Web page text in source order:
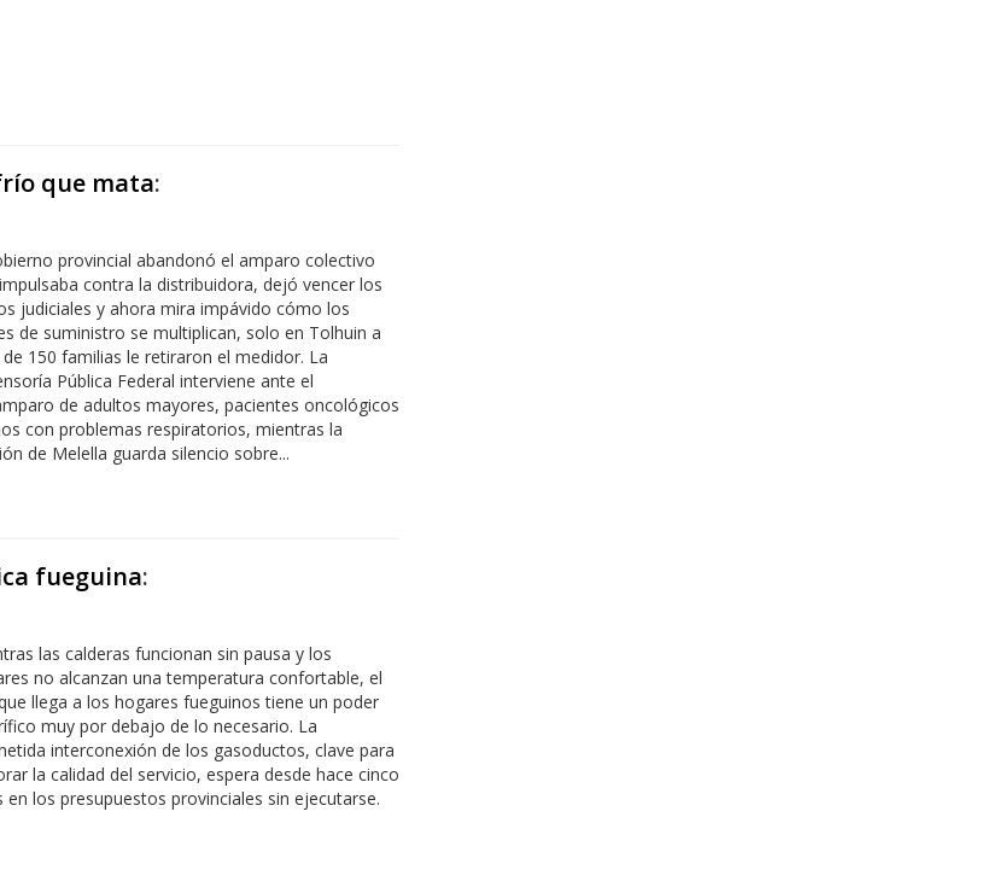
que mata:
provincial abandonó el amparo colectivo
contra la distribuidora, dejó vencer los
judiciales y ahora mira impávido cómo los
de suministro se multiplican, solo en Tolhuin a
150 familias le retiraron el medidor. La
Pública Federal interviene ante el
de adultos mayores, pacientes oncológicos
con problemas respiratorios, mientras la
de Melella guarda silencio sobre...
fueguina:
las calderas funcionan sin pausa y los
no alcanzan una temperatura confortable, el
llega a los hogares fueguinos tiene un poder
muy por debajo de lo necesario. La
interconexión de los gasoductos, clave para
la calidad del servicio, espera desde hace cinco
en los presupuestos provinciales sin ejecutarse.